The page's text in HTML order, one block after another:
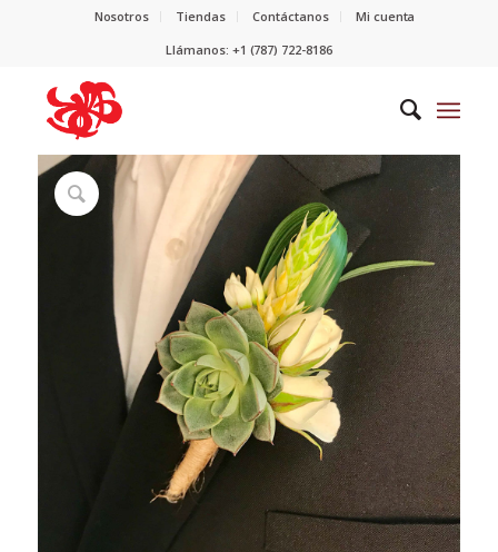
Nosotros Tiendas Contáctanos
Mi cuenta
Llámanos: +1 (787) 722-8186